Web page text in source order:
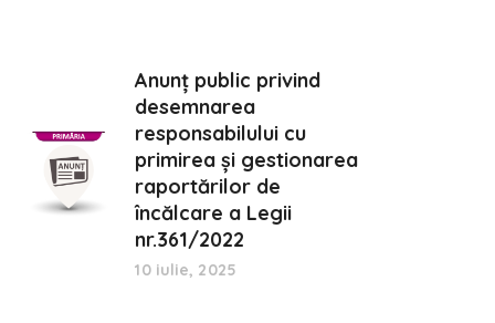
Anunț public privind
desemnarea
responsabilului cu
primirea și gestionarea
raportărilor de
încălcare a Legii
nr.361/2022
10 iulie, 2025